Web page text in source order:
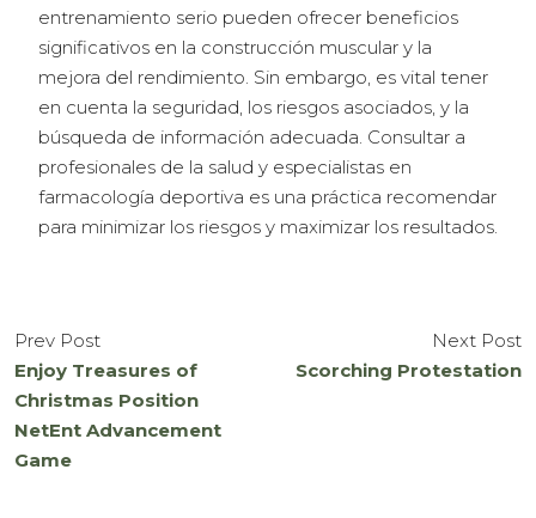
entrenamiento serio pueden ofrecer beneficios
significativos en la construcción muscular y la
mejora del rendimiento. Sin embargo, es vital tener
en cuenta la seguridad, los riesgos asociados, y la
búsqueda de información adecuada. Consultar a
profesionales de la salud y especialistas en
farmacología deportiva es una práctica recomendar
para minimizar los riesgos y maximizar los resultados.
Prev Post
Enjoy Treasures of
Christmas Position
NetEnt Advancement
Game
Next Post
Scorching Protestation